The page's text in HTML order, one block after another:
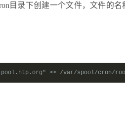
目录下创建一个文件，文件的
>> /var/spool/cron/